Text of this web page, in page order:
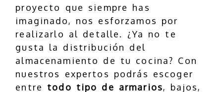
proyecto que siempre has
imaginado, nos esforzamos por
realizarlo al detalle. ¿Ya no te
gusta la distribución del
almacenamiento de tu cocina? Con
nuestros expertos podrás escoger
entre todo tipo de armarios, bajos,